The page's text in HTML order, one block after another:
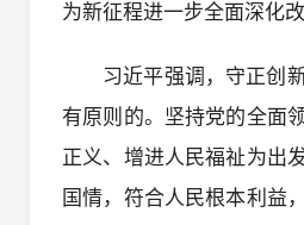
为新征程进一步全面深化
习近平强调，守正创
有原则的。坚持党的全面
正义、增进人民福祉为出
国情，符合人民根本利益